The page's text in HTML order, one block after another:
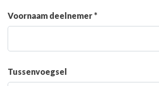
Voornaam deelnemer *
Tussenvoegsel